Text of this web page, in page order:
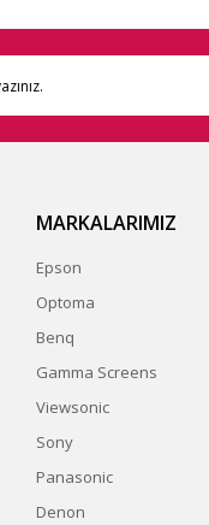
MARKALARIMIZ
Epson
Optoma
Benq
Gamma Screens
Viewsonic
Sony
Panasonic
Denon